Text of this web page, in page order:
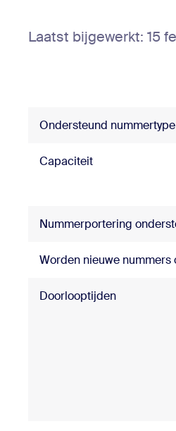
Downloadcentrum+1-
Laatst bijgewerkt: 15
Ondersteund nummertype
Capaciteit
Nummerportering
Worden nieuwe nummers
Doorlooptijden